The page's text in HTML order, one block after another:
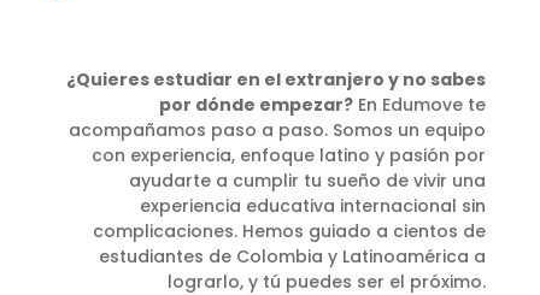
¿Quieres estudiar en el extranjero y no sabes
por dónde empezar? En Edumove te
acompañamos paso a paso. Somos un equipo
con experiencia, enfoque latino y pasión por
ayudarte a cumplir tu sueño de vivir una
experiencia educativa internacional sin
complicaciones. Hemos guiado a cientos de
estudiantes de Colombia y Latinoamérica a
lograrlo, y tú puedes ser el próximo.